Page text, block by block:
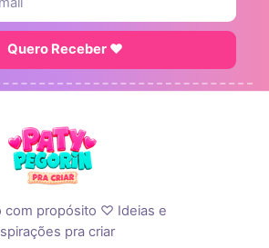
Quero Receber ♥
com propósito ♡ Ideias e
pra criar